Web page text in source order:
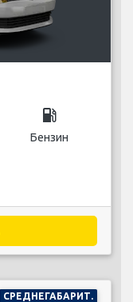
local_gas_station
Бензин
СРЕДНЕГАБАРИТ.